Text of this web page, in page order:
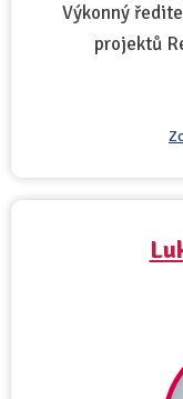
Výkonný
projektů